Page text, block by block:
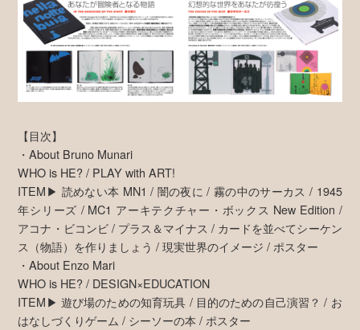
【目次】
・About Bruno Munari
WHO is HE? / PLAY with ART!
ITEM▶ 読めない本 MN1 / 闇の夜に / 霧の中のサーカス / 1945
年シリーズ / MC1 アーキテクチャー・ボックス New Edition /
アコナ・ビコンビ / プラス＆マイナス / カードを並べてシーケン
ス（物語）を作りましょう / 現実世界のイメージ / ポスター
・About Enzo Mari
WHO is HE? / DESIGN×EDUCATION
ITEM▶ 遊び場のための知育玩具 / 目的のための自己演習？ / お
はなしづくりゲーム / シーソーの本 / ポスター